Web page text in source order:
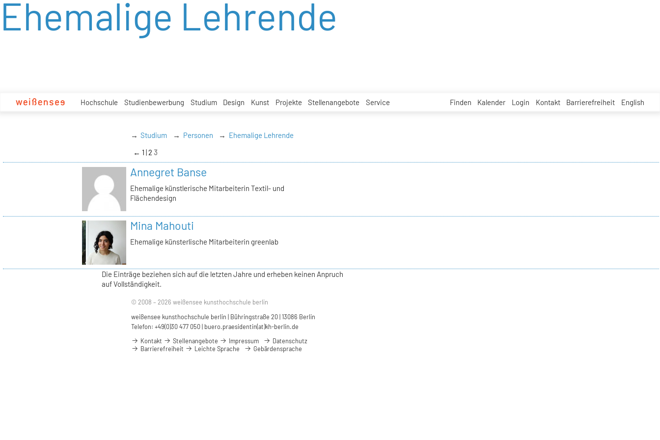
zum
Inhalt
Hochschule Studienbewerbung Studium Design Kunst Projekte Stellenangebote Service Finden Kalender Login Kontakt Barrierefreiheit English
Ehemalige Lehrende
Studium Personen
Ehemalige Lehrende
← 1 23
Annegret Banse
Ehemalige künstlerische Mitarbeiterin Textil- und
Flächendesign
Mina Mahouti
Ehemalige künsterlische Mitarbeiterin greenlab
Die Einträge beziehen sich auf die letzten Jahre und erheben keinen Anpruch
auf Vollständigkeit.
© 2008 – 2026 weißensee kunsthochschule berlin
weißensee kunsthochschule berlin | Bühringstraße 20 | 13086 Berlin
Telefon: +49(0)30 477 050 | buero.praesidentin(at)kh-berlin.de
Kontakt
Stellenangebote Impressum
Datenschutz
Barrierefreiheit
Leichte Sprache Gebärdensprache